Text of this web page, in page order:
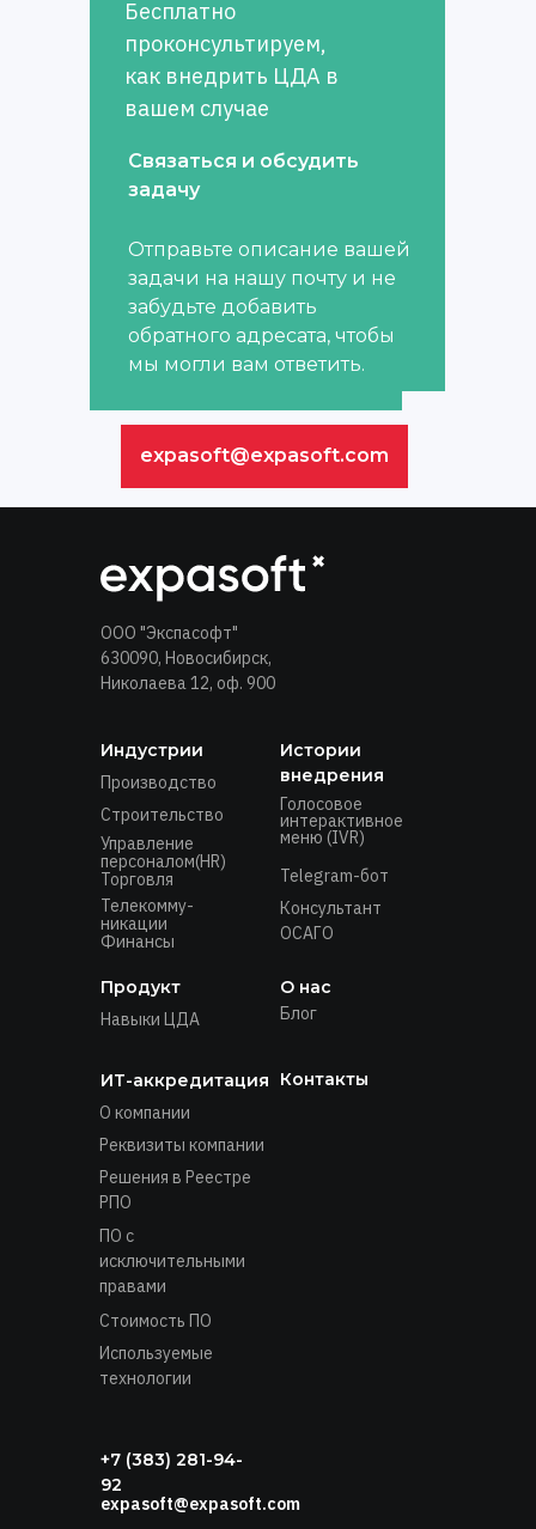
Бесплатно
проконсультируем,
как внедрить ЦДА в
вашем случае
Связаться и обсудить
задачу
Отправьте описание вашей
задачи на нашу почту и не
забудьте добавить
обратного адресата, чтобы
мы могли вам ответить.
expasoft@expasoft.com
Производство
Строительство
Управление
персоналом(HR)
Торговля
Телекомму-
никации
Финансы
Голосовое
интерактивное
меню (IVR)
Telegram-бот
Консультант
ОСАГО
Навыки ЦДА
ООО "Экспасофт"
630090, Новосибирск,
Николаева 12, оф. 900
Индустрии
Истории
внедрения
О компании
Реквизиты компании
Решения в Реестре
РПО
ПО с
исключительными
правами
Стоимость ПО
Используемые
технологии
ИТ-аккредитация
Продукт О нас
Контакты
+7 (383) 281-94-
92
expasoft@expasoft.com
Блог